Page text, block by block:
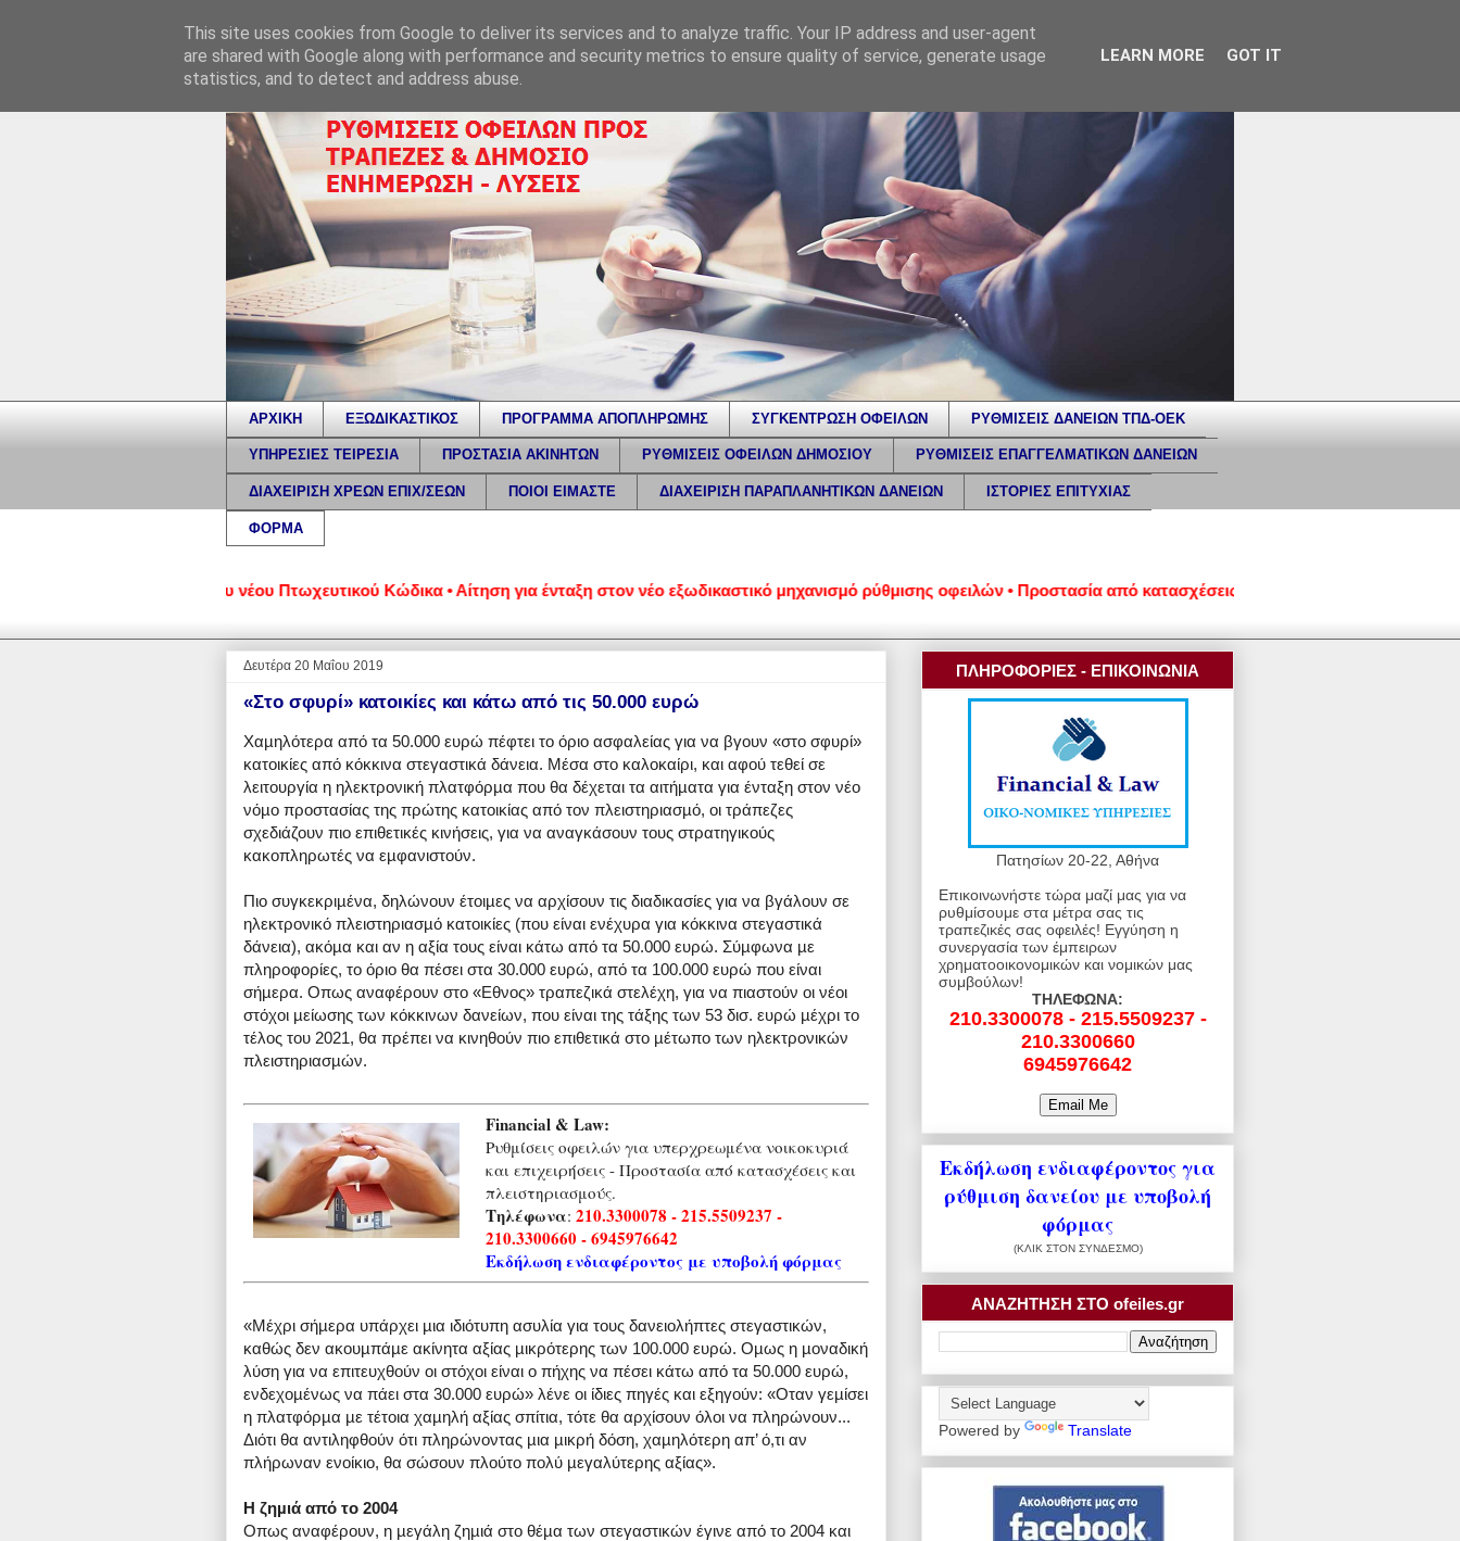
ΑΡΧΙΚΗ ΕΞΩΔΙΚΑΣΤΙΚΟΣ ΠΡΟΓΡΑΜΜΑ ΑΠΟΠΛΗΡΩΜΗΣ ΣΥΓΚΕΝΤΡΩΣΗ ΟΦΕΙΛΩΝ ΡΥΘΜΙΣΕΙΣ ΔΑΝΕΙΩΝ ΤΠΔ-ΟΕΚ
ΥΠΗΡΕΣΙΕΣ ΤΕΙΡΕΣΙΑ ΠΡΟΣΤΑΣΙΑ ΑΚΙΝΗΤΩΝ ΡΥΘΜΙΣΕΙΣ ΟΦΕΙΛΩΝ ΔΗΜΟΣΙΟΥ ΡΥΘΜΙΣΕΙΣ ΕΠΑΓΓΕΛΜΑΤΙΚΩΝ ΔΑΝΕΙΩΝ
ΔΙΑΧΕΙΡΙΣΗ ΧΡΕΩΝ ΕΠΙΧ/ΣΕΩΝ ΠΟΙΟΙ ΕΙΜΑΣΤΕ ΔΙΑΧΕΙΡΙΣΗ ΠΑΡΑΠΛΑΝΗΤΙΚΩΝ ΔΑΝΕΙΩΝ ΙΣΤΟΡΙΕΣ ΕΠΙΤΥΧΙΑΣ
ΦΟΡΜΑ
Ρυθμίσεις βάσει του νέου Πτωχευτικού Κώδικα • Αίτηση για ένταξη στον νέο εξωδικαστικό μηχανισμό ρύθμισης οφειλών • Προστασία από κατασχέσεις και πλειστηριασμούς •
Δευτέρα 20 Μαΐου 2019
«Στο σφυρί» κατοικίες και κάτω από τις 50.000 ευρώ
Χαµηλότερα από τα 50.000 ευρώ πέφτει το όριο ασφαλείας για να βγουν «στο σφυρί»
κατοικίες από κόκκινα στεγαστικά δάνεια. Μέσα στο καλοκαίρι, και αφού τεθεί σε
λειτουργία η ηλεκτρονική πλατφόρµα που θα δέχεται τα αιτήµατα για ένταξη στον νέο
νόµο προστασίας της πρώτης κατοικίας από τον πλειστηριασµό, οι τράπεζες
σχεδιάζουν πιο επιθετικές κινήσεις, για να αναγκάσουν τους στρατηγικούς
κακοπληρωτές να εµφανιστούν.
Πιο συγκεκριµένα, δηλώνουν έτοιµες να αρχίσουν τις διαδικασίες για να βγάλουν σε
ηλεκτρονικό πλειστηριασµό κατοικίες (που είναι ενέχυρα για κόκκινα στεγαστικά
δάνεια), ακόµα και αν η αξία τους είναι κάτω από τα 50.000 ευρώ. Σύµφωνα µε
πληροφορίες, το όριο θα πέσει στα 30.000 ευρώ, από τα 100.000 ευρώ που είναι
σήµερα. Οπως αναφέρουν στο «Εθνος» τραπεζικά στελέχη, για να πιαστούν οι νέοι
στόχοι µείωσης των κόκκινων δανείων, που είναι της τάξης των 53 δισ. ευρώ µέχρι το
τέλος του 2021, θα πρέπει να κινηθούν πιο επιθετικά στο µέτωπο των ηλεκτρονικών
πλειστηριασµών.
Financial & Law:
Ρυθμίσεις οφειλών για υπερχρεωμένα νοικοκυριά
και επιχειρήσεις - Προστασία από κατασχέσεις και
πλειστηριασμούς.
Τηλέφωνα: 210.3300078 - 215.5509237 -
210.3300660 - 6945976642
Εκδήλωση ενδιαφέροντος με υποβολή φόρμας
«Μέχρι σήµερα υπάρχει µια ιδιότυπη ασυλία για τους δανειολήπτες στεγαστικών,
καθώς δεν ακουµπάµε ακίνητα αξίας µικρότερης των 100.000 ευρώ. Οµως η µοναδική
λύση για να επιτευχθούν οι στόχοι είναι ο πήχης να πέσει κάτω από τα 50.000 ευρώ,
ενδεχοµένως να πάει στα 30.000 ευρώ» λένε οι ίδιες πηγές και εξηγούν: «Οταν γεµίσει
η πλατφόρµα µε τέτοια χαµηλή αξίας σπίτια, τότε θα αρχίσουν όλοι να πληρώνουν...
Διότι θα αντιληφθούν ότι πληρώνοντας µια µικρή δόση, χαµηλότερη απ’ ό,τι αν
πλήρωναν ενοίκιο, θα σώσουν πλούτο πολύ µεγαλύτερης αξίας».
Η ζηµιά από το 2004
Οπως αναφέρουν, η µεγάλη ζηµιά στο θέµα των στεγαστικών έγινε από το 2004 και
ΠΛΗΡΟΦΟΡΙΕΣ - ΕΠΙΚΟΙΝΩΝΙΑ
Πατησίων 20-22, Αθήνα
Επικοινωνήστε τώρα μαζί μας για να
ρυθμίσουμε στα μέτρα σας τις
τραπεζικές σας οφειλές! Εγγύηση η
συνεργασία των έμπειρων
χρηματοοικονομικών και νομικών μας
συμβούλων!
ΤΗΛΕΦΩΝΑ:
210.3300078 - 215.5509237 -
210.3300660
6945976642
Εκδήλωση ενδιαφέροντος για
ρύθμιση δανείου με υποβολή
φόρμας
(ΚΛΙΚ ΣΤΟΝ ΣΥΝΔΕΣΜΟ)
ΑΝΑΖΗΤΗΣΗ ΣΤΟ ofeiles.gr
Powered by Translate
This site uses cookies from Google to deliver its services and to analyze traffic. Your IP address and user-agent
are shared with Google along with performance and security metrics to ensure quality of service, generate usage
statistics, and to detect and address abuse.
LEARN MORE GOT IT